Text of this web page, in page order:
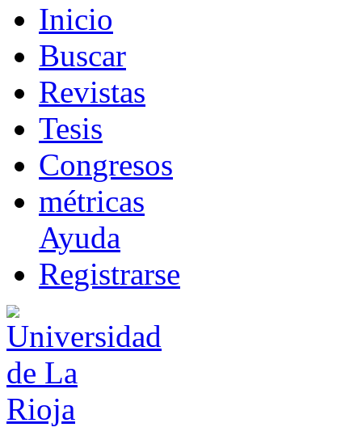
Inicio
Buscar
Revistas
Tesis
Congresos
métricas
Ayuda
Registrarse